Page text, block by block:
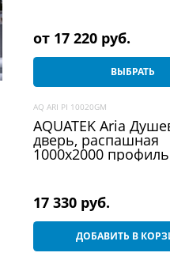
от 17 220 руб.
ВЫБРАТЬ
AQ ARI PI 10020GM
AQUATEK Aria
дверь, распашная
1000x2000 профиль
17 330 руб.
ДОБАВИТЬ В